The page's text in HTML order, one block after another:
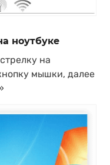
ноутбуке
на
мышки, далее